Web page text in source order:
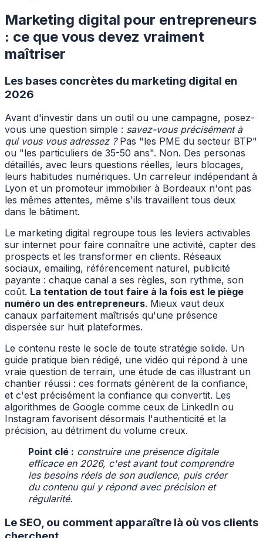
Marketing digital pour entrepreneurs
: ce que vous devez vraiment
maîtriser
Les bases concrètes du marketing digital en
2026
Avant d'investir dans un outil ou une campagne, posez-
vous une question simple : savez-vous précisément à
qui vous vous adressez ?Pas "les PME du secteur BTP"
ou "les particuliers de 35-50 ans". Non. Des personas
détaillés, avec leurs questions réelles, leurs blocages,
leurs habitudes numériques. Un carreleur indépendant à
Lyon et un promoteur immobilier à Bordeaux n'ont pas
les mêmes attentes, même s'ils travaillent tous deux
dans le bâtiment.
Le marketing digital regroupe tous les leviers activables
sur internet pour faire connaître une activité, capter des
prospects et les transformer en clients. Réseaux
sociaux, emailing, référencement naturel, publicité
payante : chaque canal a ses règles, son rythme, son
coût. La tentation de tout faire à la fois est le piège
numéro un des entrepreneurs. Mieux vaut deux
canaux parfaitement maîtrisés qu'une présence
dispersée sur huit plateformes.
Le contenu reste le socle de toute stratégie solide. Un
guide pratique bien rédigé, une vidéo qui répond à une
vraie question de terrain, une étude de cas illustrant un
chantier réussi : ces formats génèrent de la confiance,
et c'est précisément la confiance qui convertit. Les
algorithmes de Google comme ceux de LinkedIn ou
Instagram favorisent désormais l'authenticité et la
précision, au détriment du volume creux.
Point clé : construire une présence digitale
efficace en 2026, c'est avant tout comprendre
les besoins réels de son audience, puis créer
du contenu qui y répond avec précision et
régularité.
Le SEO, ou comment apparaître là où vos clients